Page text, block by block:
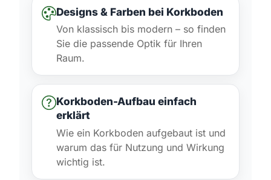
Designs & Farben bei Korkboden
Von klassisch bis modern – so finden
Sie die passende Optik für Ihren
Raum.
Korkboden-Aufbau einfach
erklärt
Wie ein Korkboden aufgebaut ist und
warum das für Nutzung und Wirkung
wichtig ist.